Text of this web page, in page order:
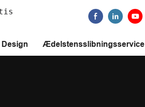
Ædelstensslibningsservice